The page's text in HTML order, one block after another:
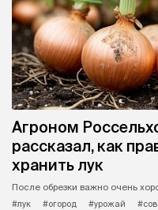
Агроном
рассказал, как
хранить лук
После обрезки важно очень
#лук
#огород #урожай